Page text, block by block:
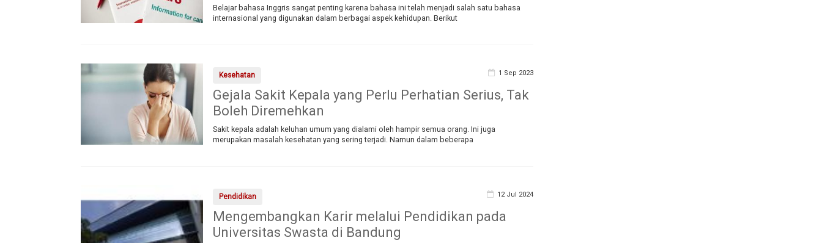
Belajar bahasa Inggris sangat penting karena bahasa ini telah menjadi salah satu bahasa
internasional yang digunakan dalam berbagai aspek kehidupan. Berikut
Kesehatan 1 Sep 2023
Gejala Sakit Kepala yang Perlu Perhatian Serius, Tak
Boleh Diremehkan
Sakit kepala adalah keluhan umum yang dialami oleh hampir semua orang. Ini juga
merupakan masalah kesehatan yang sering terjadi. Namun dalam beberapa
Pendidikan 12 Jul 2024
Mengembangkan Karir melalui Pendidikan pada
Universitas Swasta di Bandung